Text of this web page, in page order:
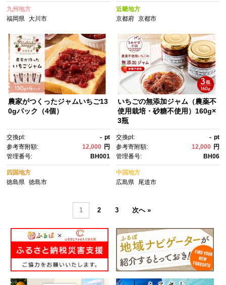
X001】
九州地方
福岡県
大川市
美 グルメ おすすめ 手作りジャ
ム ギフト プレゼント お取り寄
せ 通販 送料無料 ]
近畿地方
京都府 京都市
農家がつくったジャムいちご13
0gパック（4個）
交換pt: - pt
参考寄附額:
12,000 円
管理番号:
BH001
四国地方
徳島県
徳島市
いちごの無添加ジャム（農薬不
使用栽培・砂糖不使用）160g×
3瓶
交換pt: - pt
参考寄附額:
12,000 円
管理番号:
BH06
中国地方
広島県
尾道市
1 2 3 次へ »